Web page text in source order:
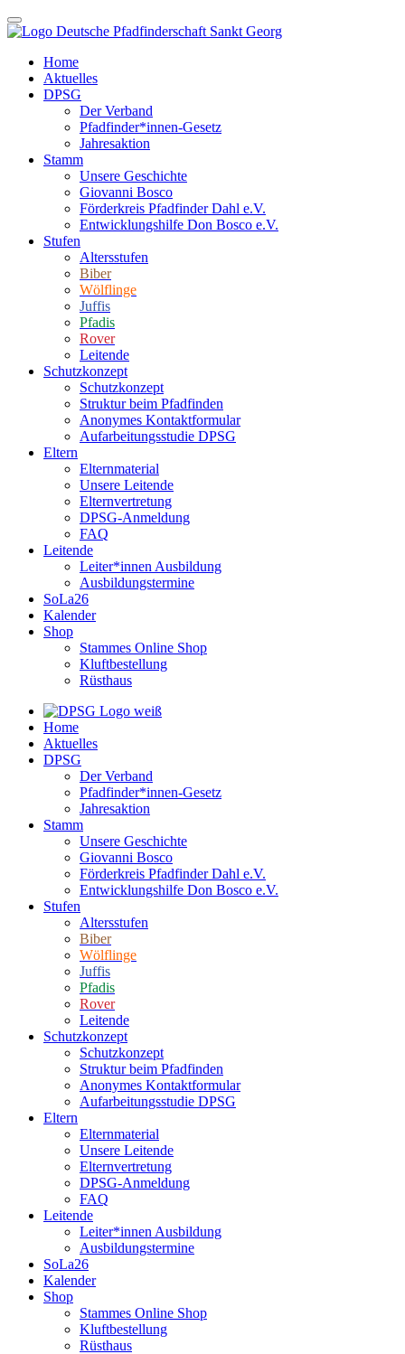
Home
Aktuelles
DPSG
Der Verband
Pfadfinder*innen-Gesetz
Jahresaktion
Stamm
Unsere Geschichte
Giovanni Bosco
Förderkreis Pfadfinder Dahl e.V.
Entwicklungshilfe Don Bosco e.V.
Stufen
Altersstufen
Biber
Wölflinge
Juffis
Pfadis
Rover
Leitende
Schutzkonzept
Schutzkonzept
Struktur beim Pfadfinden
Anonymes Kontaktformular
Aufarbeitungsstudie DPSG
Eltern
Elternmaterial
Unsere Leitende
Elternvertretung
DPSG-Anmeldung
FAQ
Leitende
Leiter*innen Ausbildung
Ausbildungstermine
SoLa26
Kalender
Shop
Stammes Online Shop
Kluftbestellung
Rüsthaus
Home
Aktuelles
DPSG
Der Verband
Pfadfinder*innen-Gesetz
Jahresaktion
Stamm
Unsere Geschichte
Giovanni Bosco
Förderkreis Pfadfinder Dahl e.V.
Entwicklungshilfe Don Bosco e.V.
Stufen
Altersstufen
Biber
Wölflinge
Juffis
Pfadis
Rover
Leitende
Schutzkonzept
Schutzkonzept
Struktur beim Pfadfinden
Anonymes Kontaktformular
Aufarbeitungsstudie DPSG
Eltern
Elternmaterial
Unsere Leitende
Elternvertretung
DPSG-Anmeldung
FAQ
Leitende
Leiter*innen Ausbildung
Ausbildungstermine
SoLa26
Kalender
Shop
Stammes Online Shop
Kluftbestellung
Rüsthaus